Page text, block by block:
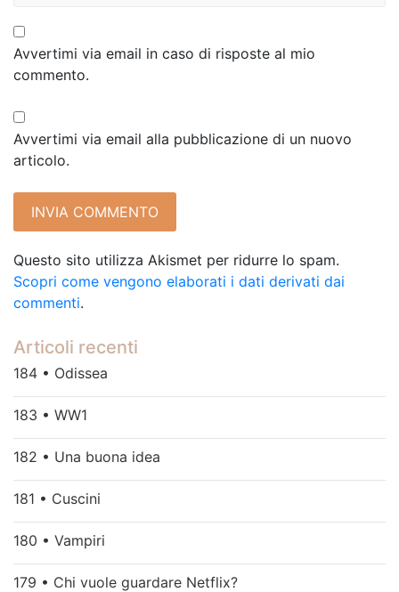
Avvertimi via email in caso di risposte al mio
commento.
Avvertimi via email alla pubblicazione di un nuovo
articolo.
Questo sito utilizza Akismet per ridurre lo spam.
Scopri come vengono elaborati i dati derivati dai
commenti.
Articoli recenti
184 • Odissea
183 • WW1
182 • Una buona idea
181 • Cuscini
180 • Vampiri
179 • Chi vuole guardare Netflix?